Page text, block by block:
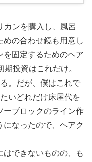
ンを購入し、風呂
の合わせ鏡も用意し
を固定するためのヘア
投資はこれだけ。
。だが、僕はこれで
いどれだけ床屋代を
ーブロックのライン作
なったので、ヘアク
できないものの、も